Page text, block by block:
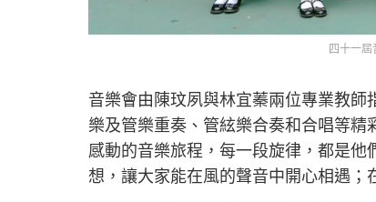
四十一
音樂會由陳玟夙與林宜蓁兩位專業教
樂及管樂重奏、管絃樂合奏和合唱等
感動的音樂旅程，每一段旋律，都是
想，讓大家能在風的聲音中開心相遇；